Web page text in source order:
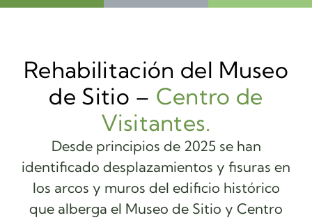
Rehabilitación del Museo
de Sitio – Centro de
Visitantes.
Desde principios de 2025 se han
identificado desplazamientos y fisuras en
los arcos y muros del edificio histórico
que alberga el Museo de Sitio y Centro